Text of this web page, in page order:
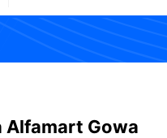
Alfamart Gowa